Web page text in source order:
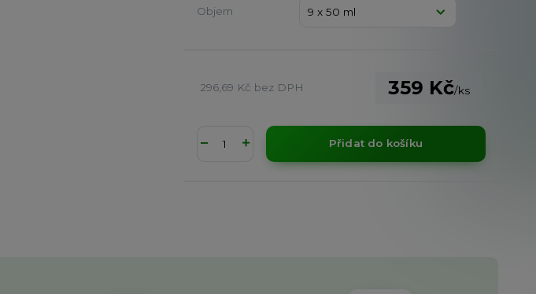
Objem
359 Kč/ks
296,69 Kč bez DPH
Přidat do košíku